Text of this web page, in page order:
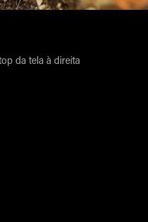
da tela à direita